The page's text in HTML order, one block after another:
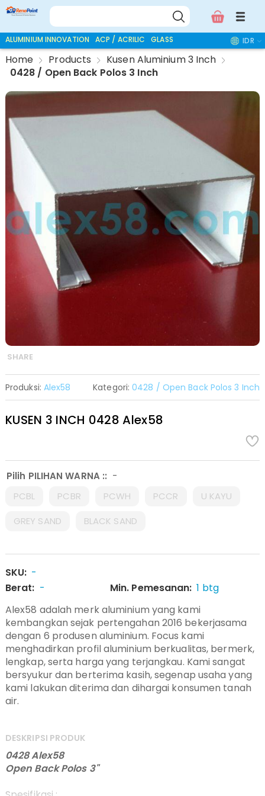
ALUMINIUM INNOVATION ACP / ACRILIC GLASS ACCESSORIES IDR
Home Products
Kusen Aluminium 3 Inch
0428 / Open Back Polos 3 Inch
SHARE
Produksi: Alex58 Kategori:0428 / Open Back Polos 3 Inch
KUSEN 3 INCH 0428 Alex58
Pilih PILIHAN WARNA :: -
PCBL PCBR PCWH PCCR
U KAYU
GREY SAND
BLACK SAND
SKU: -
Berat: - Min. Pemesanan: 1 btg
Alex58 adalah merk aluminium yang kami
kembangkan sejak pertengahan 2016 bekerjasama
dengan 6 produsen aluminium. Focus kami
menghadirkan profil aluminium berkualitas, bermerk,
lengkap, serta harga yang terjangkau. Kami sangat
bersyukur dan berterima kasih, segenap usaha yang
kami lakukan diterima dan dihargai konsumen tanah
air.
DESKRIPSI PRODUK
0428 Alex58
Open Back Polos 3"